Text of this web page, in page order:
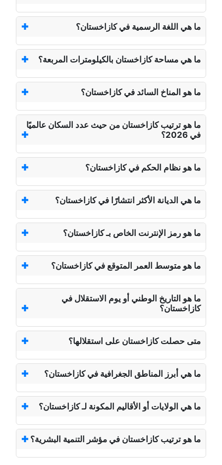
ما هي اللغة الرسمية في كازاخستان؟
ما هي مساحة كازاخستان بالكيلومترات المربعة؟
ما هو المناخ السائد في كازاخستان؟
ما هو ترتيب كازاخستان من حيث عدد السكان عالميًا
في 2026؟
ما هو نظام الحكم في كازاخستان؟
ما هي الديانة الأكثر انتشارًا في كازاخستان؟
ما هو رمز الإنترنت الخاص بـ كازاخستان؟
ما هو متوسط العمر المتوقع في كازاخستان؟
ما هو التاريخ الوطني أو يوم الاستقلال في
كازاخستان؟
متى حصلت كازاخستان على استقلالها؟
ما هي أبرز المناطق الجغرافية في كازاخستان؟
ما هي الولايات أو الأقاليم المكونة لـ كازاخستان؟
ما هو ترتيب كازاخستان في مؤشر التنمية البشرية؟